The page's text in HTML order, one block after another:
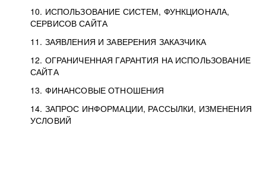
10. ИСПОЛЬЗОВАНИЕ СИСТЕМ, ФУНКЦИОНАЛА,
СЕРВИСОВ САЙТА
11. ЗАЯВЛЕНИЯ И ЗАВЕРЕНИЯ ЗАКАЗЧИКА
12. ОГРАНИЧЕННАЯ ГАРАНТИЯ НА ИСПОЛЬЗОВАНИЕ
САЙТА
13. ФИНАНСОВЫЕ ОТНОШЕНИЯ
14. ЗАПРОС ИНФОРМАЦИИ, РАССЫЛКИ, ИЗМЕНЕНИЯ
УСЛОВИЙ